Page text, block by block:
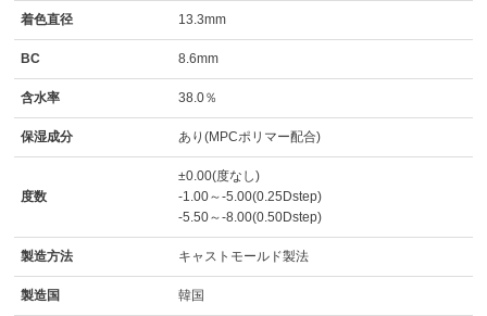
着色直径 13.3mm
BC 8.6mm
含水率 38.0％
保湿成分 あり(MPCポリマー配合)
度数
±0.00(度なし)
-1.00～-5.00(0.25Dstep)
-5.50～-8.00(0.50Dstep)
製造方法 キャストモールド製法
製造国 韓国